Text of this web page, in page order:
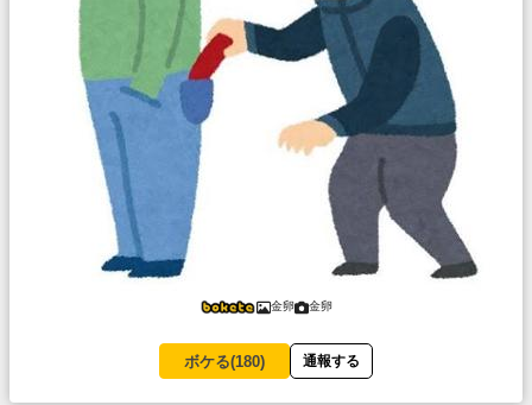
金卵 金卵
ボケる(180) 通報する